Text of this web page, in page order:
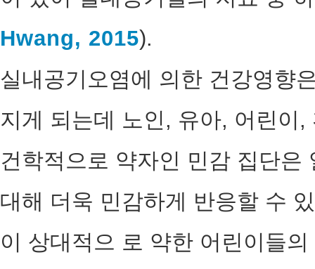
Hwang, 2015).
실내공기오염에 의한 건강영향
지게 되는데 노인, 유아, 어린이
건학적으로 약자인 민감 집단
대해 더욱 민감하게 반응할 수
이 상대적으 로 약한 어린이들